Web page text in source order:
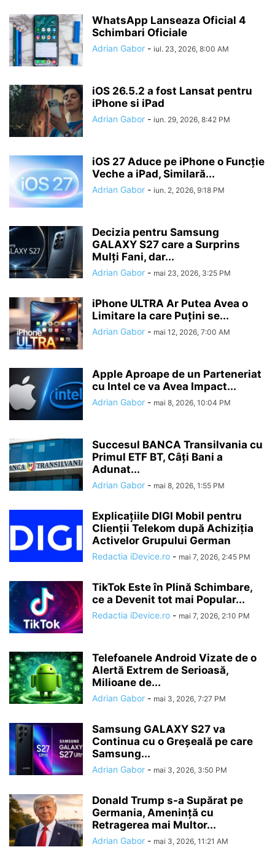
WhatsApp Lanseaza Oficial 4
Schimbari Oficiale
Adrian Gabor - iul. 23, 2026, 8:00 AM
iOS 26.5.2 a fost Lansat pentru
iPhone si iPad
Adrian Gabor - iun. 29, 2026, 8:42 PM
iOS 27 Aduce pe iPhone o Funcție
Veche a iPad, Similară...
Adrian Gabor - iun. 2, 2026, 9:18 PM
Decizia pentru Samsung
GALAXY S27 care a Surprins
Mulți Fani, dar...
Adrian Gabor - mai 23, 2026, 3:25 PM
iPhone ULTRA Ar Putea Avea o
Limitare la care Puțini se...
Adrian Gabor - mai 12, 2026, 7:00 AM
Apple Aproape de un Parteneriat
cu Intel ce va Avea Impact...
Adrian Gabor - mai 8, 2026, 10:04 PM
Succesul BANCA Transilvania cu
Primul ETF BT, Câți Bani a
Adunat...
Adrian Gabor - mai 8, 2026, 1:55 PM
Explicațiile DIGI Mobil pentru
Clienții Telekom după Achiziția
Activelor Grupului German
Redactia iDevice.ro - mai 7, 2026, 2:45 PM
TikTok Este în Plină Schimbare,
ce a Devenit tot mai Popular...
Redactia iDevice.ro - mai 7, 2026, 2:10 PM
Telefoanele Android Vizate de o
Alertă Extrem de Serioasă,
Milioane de...
Adrian Gabor - mai 3, 2026, 7:27 PM
Samsung GALAXY S27 va
Continua cu o Greșeală pe care
Samsung...
Adrian Gabor - mai 3, 2026, 3:50 PM
Donald Trump s-a Supărat pe
Germania, Amenință cu
Retragerea mai Multor...
Adrian Gabor - mai 3, 2026, 11:21 AM